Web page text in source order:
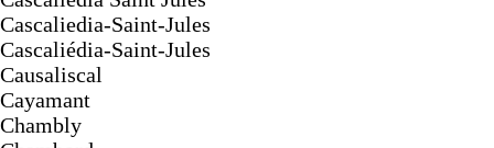
Cascaliedia-Saint-Jules
Cascaliédia-Saint-Jules
Causaliscal
Cayamant
Chambly